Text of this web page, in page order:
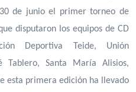
de junio el primer torneo de
disputaron los equipos de CD
Deportiva Teide, Unión
Tablero, Santa María Alisios,
esta primera edición ha llevado